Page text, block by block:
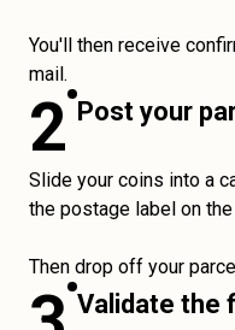
You'll then receive
mail.
2 Post your
Slide your coins into a
the postage label on
Then drop off your
Validate the